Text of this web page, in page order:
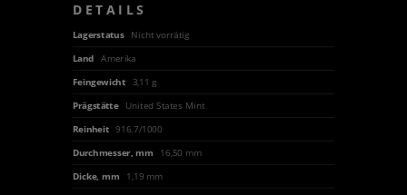
DETAILS
Lagerstatus
Nicht vorrätig
Land
Amerika
Feingewicht
3,11 g
Prägstätte
United States Mint
Reinheit 916.7/1000
Durchmesser, mm
16,50 mm
Dicke, mm
1,19 mm